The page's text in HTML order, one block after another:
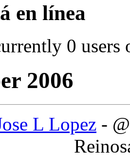
en línea
0 users
2006
L Lopez -